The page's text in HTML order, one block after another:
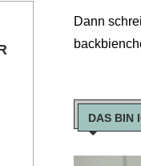
Dann
DAS BIN